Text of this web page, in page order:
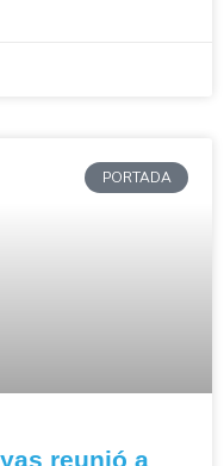
PORTADA
reunió a